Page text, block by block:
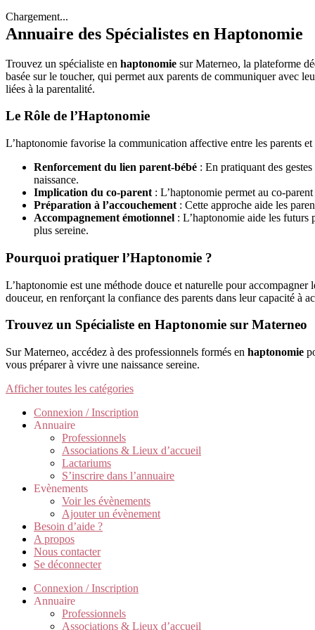
Chargement...
Annuaire des Spécialistes en Haptonomie
Trouvez un spécialiste en haptonomie sur Materneo, la plateforme
basée sur le toucher, qui permet aux parents de communiquer avec
liées à la parentalité.
Le Rôle de l’Haptonomie
L’haptonomie favorise la communication affective entre les parents
Renforcement du lien parent-bébé : En pratiquant des
naissance.
Implication du co-parent : L’haptonomie permet au co-
Préparation à l’accouchement : Cette approche aide les
Accompagnement émotionnel : L’haptonomie aide les futurs
plus sereine.
Pourquoi pratiquer l’Haptonomie ?
L’haptonomie est une méthode douce et naturelle pour
douceur, en renforçant la confiance des parents dans leur capacité à
Trouvez un Spécialiste en Haptonomie sur Materneo
Sur Materneo, accédez à des professionnels formés en haptonomie
vous préparer à vivre une naissance sereine.
Afficher toutes les catégories
Connexion / Inscription
Annuaire
Professionnels
Associations & Lieux d’accueil
Lactariums
S’inscrire dans l’annuaire
Evènements
Voir les évènements
Ajouter un évènement
Besoin d’aide ?
A propos
Nous contacter
Se déconnecter
Connexion / Inscription
Annuaire
Professionnels
Associations & Lieux d’accueil